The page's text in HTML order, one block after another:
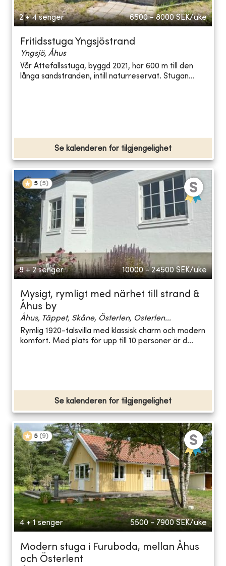
2 + 4 senger 6500 - 8000 SEK/uke
Fritidsstuga Yngsjöstrand
Yngsjö, Åhus
Vår Attefallsstuga, byggd 2021, har 600 m till den
långa sandstranden, intill naturreservat. Stugan...
Se kalenderen for tilgjengelighet
5 (5)
8 + 2 senger 10000 - 24500 SEK/uke
Mysigt, rymligt med närhet till strand &
Åhus by
Åhus, Täppet, Skåne, Österlen, Osterlen...
Rymlig 1920-talsvilla med klassisk charm och modern
komfort. Med plats för upp till 10 personer är d...
Se kalenderen for tilgjengelighet
5 (9)
4 + 1 senger 5500 - 7900 SEK/uke
Modern stuga i Furuboda, mellan Åhus
och Österlent